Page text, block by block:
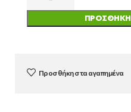
ΠΡΟΣΘΉΚΗ
Προσθήκη στα αγαπημένα